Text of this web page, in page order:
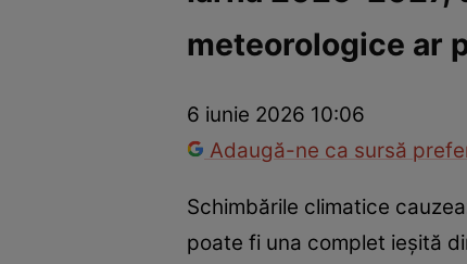
InternaționalFapt divers
meteorologice ar
6 iunie 2026 10:06
Adaugă-ne ca sursă
Schimbările climatice
poate fi una complet ieșită